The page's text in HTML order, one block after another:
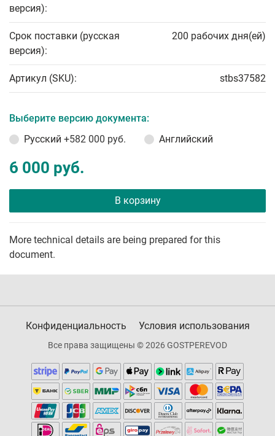
версия):
Срок поставки (русская
версия):
200 рабочих дня(ей)
Артикул (SKU): stbs37582
Выберите версию документа:
Русский +582 000 руб. Английский
6 000 руб.
В корзину
More technical details are being prepared for this
document.
Конфиденциальность Условия использования
Все права защищены © 2026 GOSTPEREVOD